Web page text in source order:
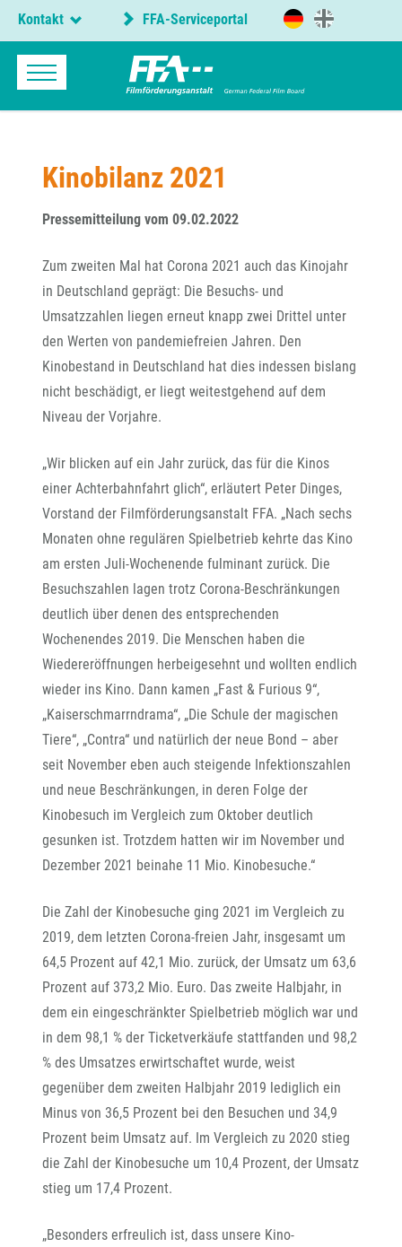
Kontakt FFA-Serviceportal
Kinobilanz 2021
Pressemitteilung vom 09.02.2022
Zum zweiten Mal hat Corona 2021 auch das Kinojahr
in Deutschland geprägt: Die Besuchs- und
Umsatzzahlen liegen erneut knapp zwei Drittel unter
den Werten von pandemiefreien Jahren. Den
Kinobestand in Deutschland hat dies indessen bislang
nicht beschädigt, er liegt weitestgehend auf dem
Niveau der Vorjahre.
„Wir blicken auf ein Jahr zurück, das für die Kinos
einer Achterbahnfahrt glich“, erläutert Peter Dinges,
Vorstand der Filmförderungsanstalt FFA. „Nach sechs
Monaten ohne regulären Spielbetrieb kehrte das Kino
am ersten Juli-Wochenende fulminant zurück. Die
Besuchszahlen lagen trotz Corona-Beschränkungen
deutlich über denen des entsprechenden
Wochenendes 2019. Die Menschen haben die
Wiedereröffnungen herbeigesehnt und wollten endlich
wieder ins Kino. Dann kamen „Fast & Furious 9“,
„Kaiserschmarrndrama“, „Die Schule der magischen
Tiere“, „Contra“ und natürlich der neue Bond – aber
seit November eben auch steigende Infektionszahlen
und neue Beschränkungen, in deren Folge der
Kinobesuch im Vergleich zum Oktober deutlich
gesunken ist. Trotzdem hatten wir im November und
Dezember 2021 beinahe 11 Mio. Kinobesuche.“
Die Zahl der Kinobesuche ging 2021 im Vergleich zu
2019, dem letzten Corona-freien Jahr, insgesamt um
64,5 Prozent auf 42,1 Mio. zurück, der Umsatz um 63,6
Prozent auf 373,2 Mio. Euro. Das zweite Halbjahr, in
dem ein eingeschränkter Spielbetrieb möglich war und
in dem 98,1 % der Ticketverkäufe stattfanden und 98,2
% des Umsatzes erwirtschaftet wurde, weist
gegenüber dem zweiten Halbjahr 2019 lediglich ein
Minus von 36,5 Prozent bei den Besuchen und 34,9
Prozent beim Umsatz auf. Im Vergleich zu 2020 stieg
die Zahl der Kinobesuche um 10,4 Prozent, der Umsatz
stieg um 17,4 Prozent.
„Besonders erfreulich ist, dass unsere Kino-